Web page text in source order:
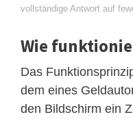
vollständige Antwort auf
Wie
Das
dem eines
den Bildschirm ein